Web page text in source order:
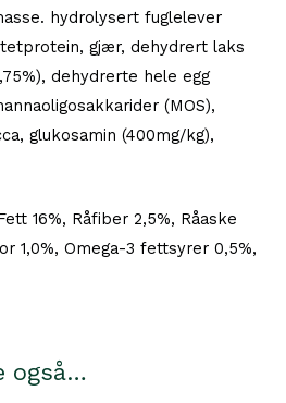
hydrolysert fuglelever
gjær, dehydrert laks
dehydrerte hele egg
(MOS),
glukosamin (400mg/kg),
16%, Råfiber 2,5%, Råaske
1,0%, Omega-3 fettsyrer 0,5%,
også…